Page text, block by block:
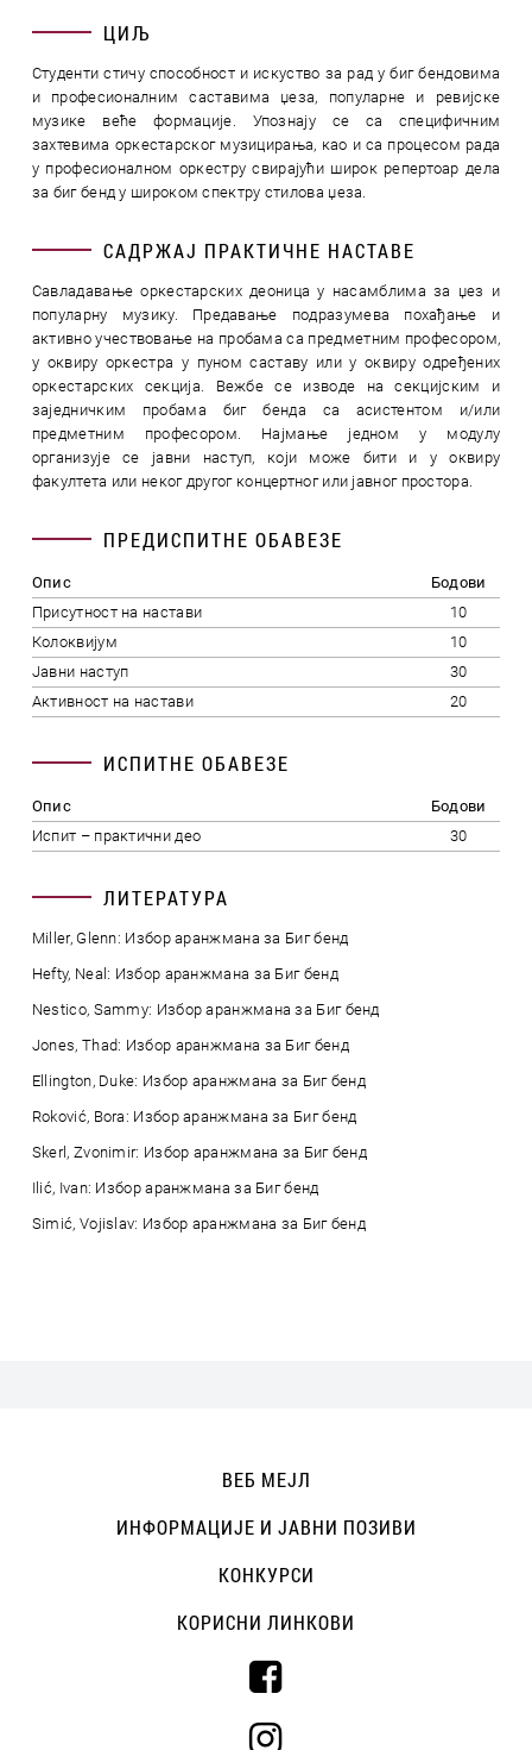
ЦИЉ
Студенти стичу способност и искуство за рад у биг бендовима
и професионалним саставима џеза, популарне и ревијске
музике веће формације. Упознају се са специфичним
захтевима оркестарског музицирања, као и са процесом рада
у професионалном оркестру свирајући широк репертоар дела
за биг бенд у широком спектру стилова џеза.
САДРЖАЈ ПРАКТИЧНЕ НАСТАВЕ
Савладавање оркестарских деоница у насамблима за џез и
популарну музику. Предавање подразумева похађање и
активно учествовање на пробама са предметним професором,
у оквиру оркестра у пуном саставу или у оквиру одређених
оркестарских секција. Вежбе се изводе на секцијским и
заједничким пробама биг бенда са асистентом и/или
предметним професором. Најмање једном у модулу
организује се јавни наступ, који може бити и у оквиру
факултета или неког другог концертног или јавног простора.
ПРЕДИСПИТНЕ ОБАВЕЗЕ
Опис
Бодови
Присутност на настави
10
Колоквијум
10
Јавни наступ
30
Активност на настави
20
ИСПИТНЕ ОБАВЕЗЕ
Опис
Бодови
Испит – практични део
30
ЛИТЕРАТУРА
Miller, Glenn: Избор аранжмана за Биг бенд
Hefty, Neal: Избор аранжмана за Биг бенд
Nestico, Sammy: Избор аранжмана за Биг бенд
Jones, Thad: Избор аранжмана за Биг бенд
Ellington, Duke: Избор аранжмана за Биг бенд
Roković, Bora: Избор аранжмана за Биг бенд
Skerl, Zvonimir: Избор аранжмана за Биг бенд
Ilić, Ivan: Избор аранжмана за Биг бенд
Simić, Vojislav: Избор аранжмана за Биг бенд
ВЕБ МЕЈЛ
ИНФОРМАЦИЈЕ И ЈАВНИ ПОЗИВИ
КОНКУРСИ
КОРИСНИ ЛИНКОВИ